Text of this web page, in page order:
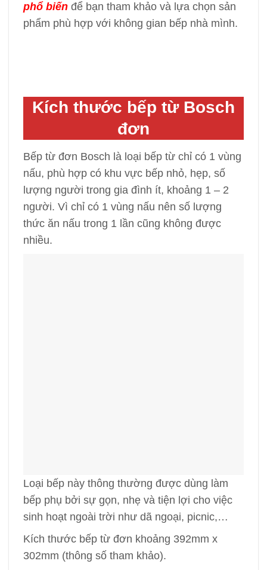
phổ biến để bạn tham khảo và lựa chọn sản
phẩm phù hợp với không gian bếp nhà mình.
Kích thước bếp từ Bosch
đơn
Bếp từ đơn Bosch là loại bếp từ chỉ có 1 vùng
nấu, phù hợp có khu vực bếp nhỏ, hẹp, số
lượng người trong gia đình ít, khoảng 1 – 2
người. Vì chỉ có 1 vùng nấu nên số lượng
thức ăn nấu trong 1 lần cũng không được
nhiều.
Loại bếp này thông thường được dùng làm
bếp phụ bởi sự gọn, nhẹ và tiện lợi cho việc
sinh hoạt ngoài trời như dã ngoại, picnic,…
Kích thước bếp từ đơn khoảng 392mm x
302mm (thông số tham khảo).